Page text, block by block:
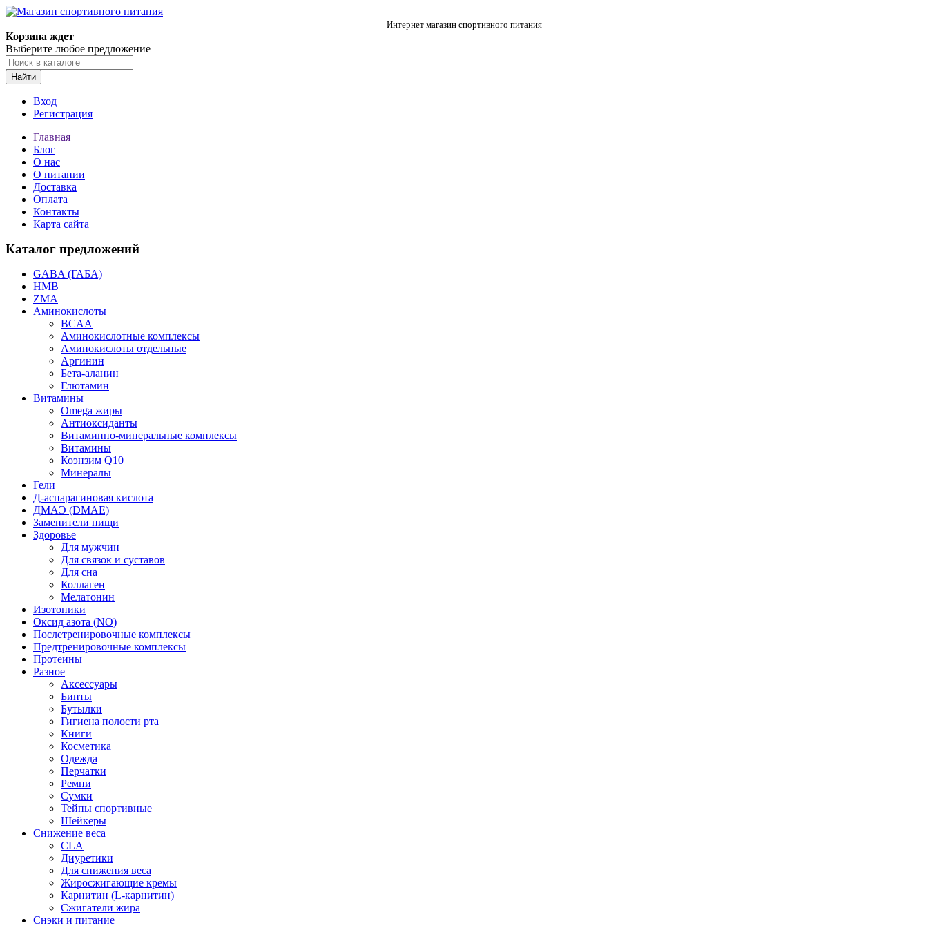
Интернет магазин спортивного питания
Корзина ждет
Выберите любое предложение
Найти
Вход
Регистрация
Главная
Блог
О нас
О питании
Доставка
Оплата
Контакты
Карта сайта
Каталог предложений
GABA (ГАБА)
HMB
ZMA
Аминокислоты
BCAA
Аминокислотные комплексы
Аминокислоты отдельные
Аргинин
Бета-аланин
Глютамин
Витамины
Omega жиры
Антиоксиданты
Витаминно-минеральные комплексы
Витамины
Коэнзим Q10
Минералы
Гели
Д-аспарагиновая кислота
ДМАЭ (DMAE)
Заменители пищи
Здоровье
Для мужчин
Для связок и суставов
Для сна
Коллаген
Мелатонин
Изотоники
Оксид азота (NO)
Послетренировочные комплексы
Предтренировочные комплексы
Протеины
Разное
Аксессуары
Бинты
Бутылки
Гигиена полости рта
Книги
Косметика
Одежда
Перчатки
Ремни
Сумки
Тейпы спортивные
Шейкеры
Снижение веса
CLA
Диуретики
Для снижения веса
Жиросжигающие кремы
Карнитин (L-карнитин)
Сжигатели жира
Снэки и питание